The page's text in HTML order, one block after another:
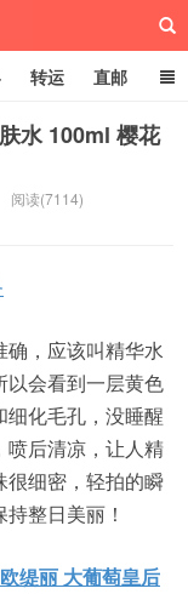
转运 直邮
水 100ml 樱花
阅读(7114)
，应该叫精华水
以会看到一层黄色
化毛孔，没睡醒
喷后清凉，让人精
很细密，轻拍的瞬
整日美丽！
缇丽 大葡萄皇后